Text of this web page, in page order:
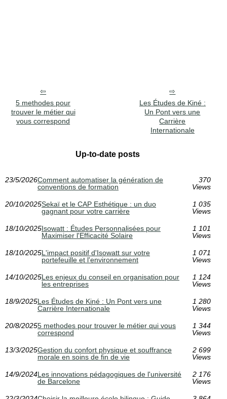
5 methodes pour
trouver le métier qui
vous correspond
Les Études de Kiné :
Un Pont vers une
Carrière
Internationale
Up-to-date posts
23/5/2026Comment automatiser la génération de
conventions de formation
370
Views
20/10/2025Sekaï et le CAP Esthétique : un duo
gagnant pour votre carrière
1 035
Views
18/10/2025Isowatt : Études Personnalisées pour
Maximiser l'Efficacité Solaire
1 101
Views
18/10/2025L'impact positif d'Isowatt sur votre
portefeuille et l'environnement
1 071
Views
14/10/2025Les enjeux du conseil en organisation pour
les entreprises
1 124
Views
18/9/2025Les Études de Kiné : Un Pont vers une
Carrière Internationale
1 280
Views
20/8/20255 methodes pour trouver le métier qui vous
correspond
1 344
Views
13/3/2025Gestion du confort physique et souffrance
morale en soins de fin de vie
2 699
Views
14/9/2024Les innovations pédagogiques de l'université
de Barcelone
2 176
Views